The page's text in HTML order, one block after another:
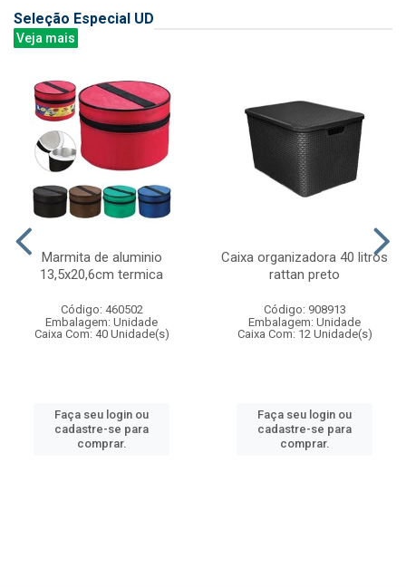
Seleção Especial UD
Veja mais
Marmita de aluminio
13,5x20,6cm termica
Código: 460502
Embalagem: Unidade
Caixa Com: 40 Unidade(s)
Faça seu login ou
cadastre-se para
comprar.
Caixa organizadora 40 litros
rattan preto
Código: 908913
Embalagem: Unidade
Caixa Com: 12 Unidade(s)
Faça seu login ou
cadastre-se para
comprar.